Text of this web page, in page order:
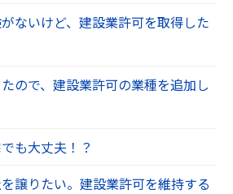
ないけど、建設業許可を取得した
ので、建設業許可の業種を追加し
も大丈夫！？
譲りたい。建設業許可を維持する